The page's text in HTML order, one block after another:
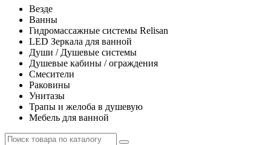
Везде
Ванны
Гидромассажные системы Relisan
LED Зеркала для ванной
Души / Душевые системы
Душевые кабины / ограждения
Смесители
Раковины
Унитазы
Трапы и желоба в душевую
Мебель для ванной